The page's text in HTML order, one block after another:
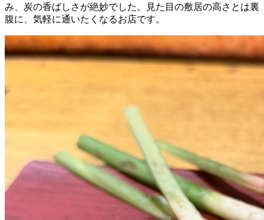
み、炭の香ばしさが絶妙でした。見た目の敷居の高さとは裏
腹に、気軽に通いたくなるお店です。